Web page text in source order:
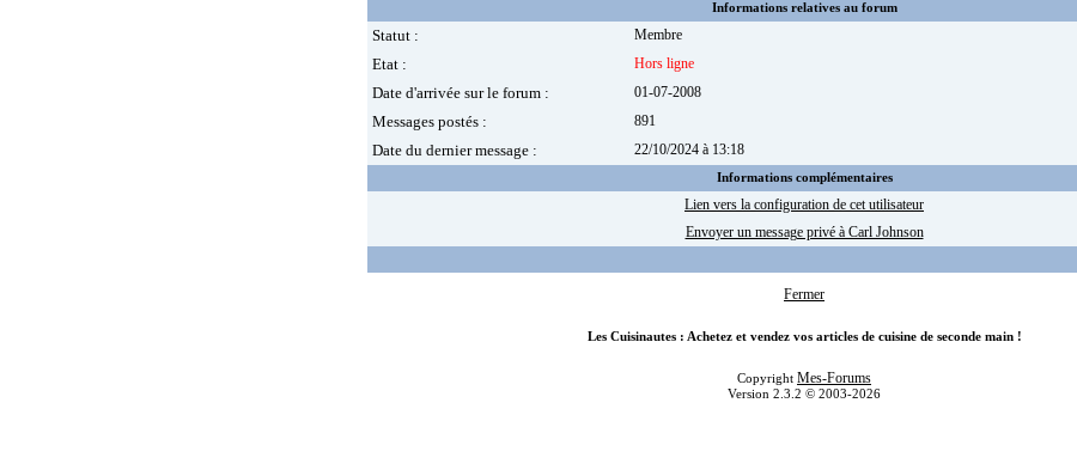
Informations relatives au forum
Statut : Membre
Etat : Hors ligne
Date d'arrivée sur le forum : 01-07-2008
Messages postés : 891
Date du dernier message : 22/10/2024 à 13:18
Informations complémentaires
Lien vers la configuration de cet utilisateur
Envoyer un message privé à Carl Johnson
Fermer
Les Cuisinautes : Achetez et vendez vos articles de cuisine de seconde main !
Copyright Mes-Forums
Version 2.3.2 © 2003-2026